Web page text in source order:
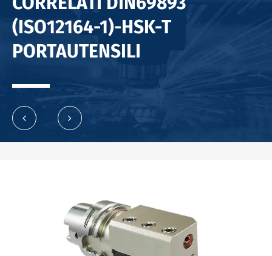
(ISO12164-1)-HSK-T
PORTAUTENSILI